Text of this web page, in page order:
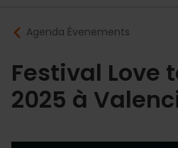
Main
navigation
Breadcrumb
Agenda Évenements
Festival Love
2025 à